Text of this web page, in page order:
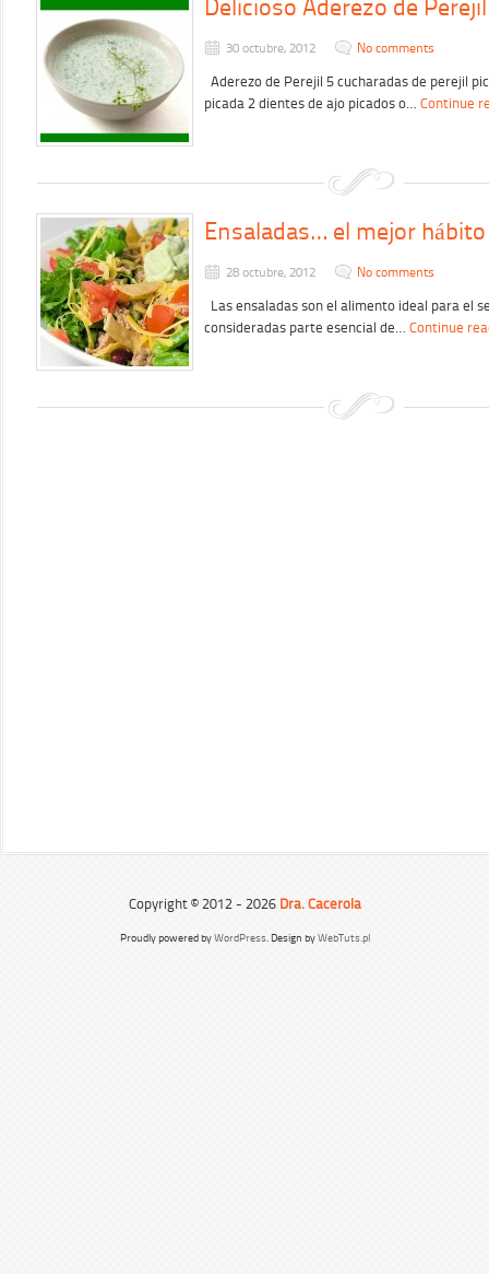
Delicioso Aderezo de Perejil
30 octubre, 2012 No comments
Aderezo de Perejil 5 cucharadas de perejil
picada 2 dientes de ajo picados o… Continue
Ensaladas… el mejor
28 octubre, 2012 No comments
Las ensaladas son el alimento ideal para el
consideradas parte esencial de… Continue
Copyright © 2012 - 2026 Dra. Cacerola
Proudly powered byWordPress. Design byWebTuts.pl